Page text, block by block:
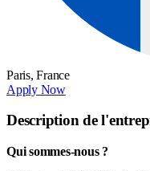
Paris,France
Apply Now
Description de
Qui sommes-nous ?